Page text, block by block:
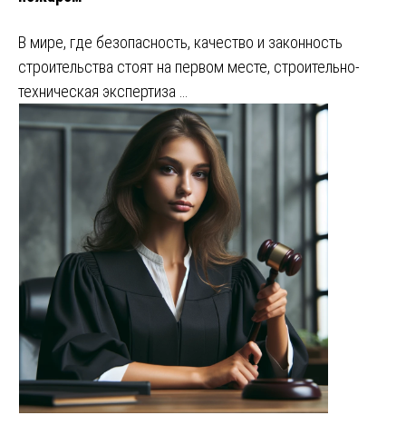
В мире, где безопасность, качество и законность
строительства стоят на первом месте, строительно-
техническая экспертиза …